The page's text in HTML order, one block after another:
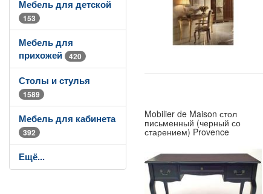
Мебель для детской
153
Мебель для
прихожей
420
Столы и стулья
1589
Мебель для кабинета
392
Ещё...
Mobilier de Maison стол
письменный (черный со
старением) Provence